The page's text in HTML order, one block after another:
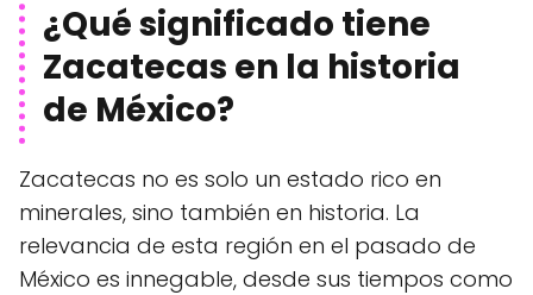
¿Qué significado tiene
Zacatecas en la historia
de México?
Zacatecas no es solo un estado rico en
minerales, sino también en historia. La
relevancia de esta región en el pasado de
México es innegable, desde sus tiempos como